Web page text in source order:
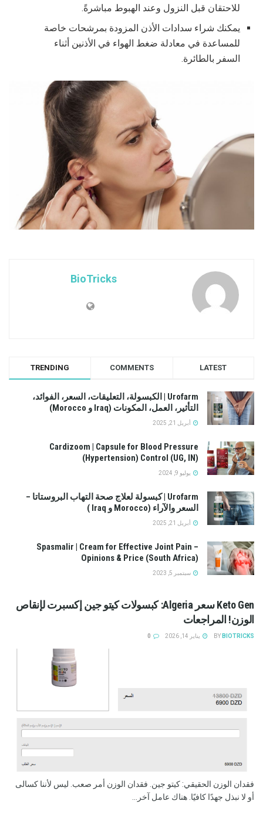
للاحتقان قبل النزول وعند الهبوط مباشرةً.
يمكنك شراء سدادات الأذن المزودة بمرشحات خاصة
للمساعدة في معادلة ضغط الهواء في الأذنين أثناء
السفر بالطائرة.
BioTricks
TRENDING COMMENTS LATEST
Urofarm | الكبسولة، التعليقات، السعر، الفوائد،
التأثير، العمل، المكونات (Iraq و Morocco)
أبريل 21, 2025
Cardizoom | Capsule for Blood Pressure
(Hypertension) Control (UG, IN)
يوليو 9, 2024
Urofarm | كبسولة لعلاج صحة التهاب البروستاتا –
السعر والآراء (Morocco و Iraq )
أبريل 21, 2025
Spasmalir | Cream for Effective Joint Pain –
Opinions & Price (South Africa)
سبتمبر 5, 2023
Keto Gen سعر Algeria: كبسولات كيتو جين إكسبرت لإنقاص
الوزن! المراجعات
BY BIOTRICKS يناير 14, 2026
فقدان الوزن الحقيقي: كيتو جين. فقدان الوزن أمر صعب. ليس لأننا كسالى
أو لا نبذل جهدًا كافيًا. هناك عامل آخر...